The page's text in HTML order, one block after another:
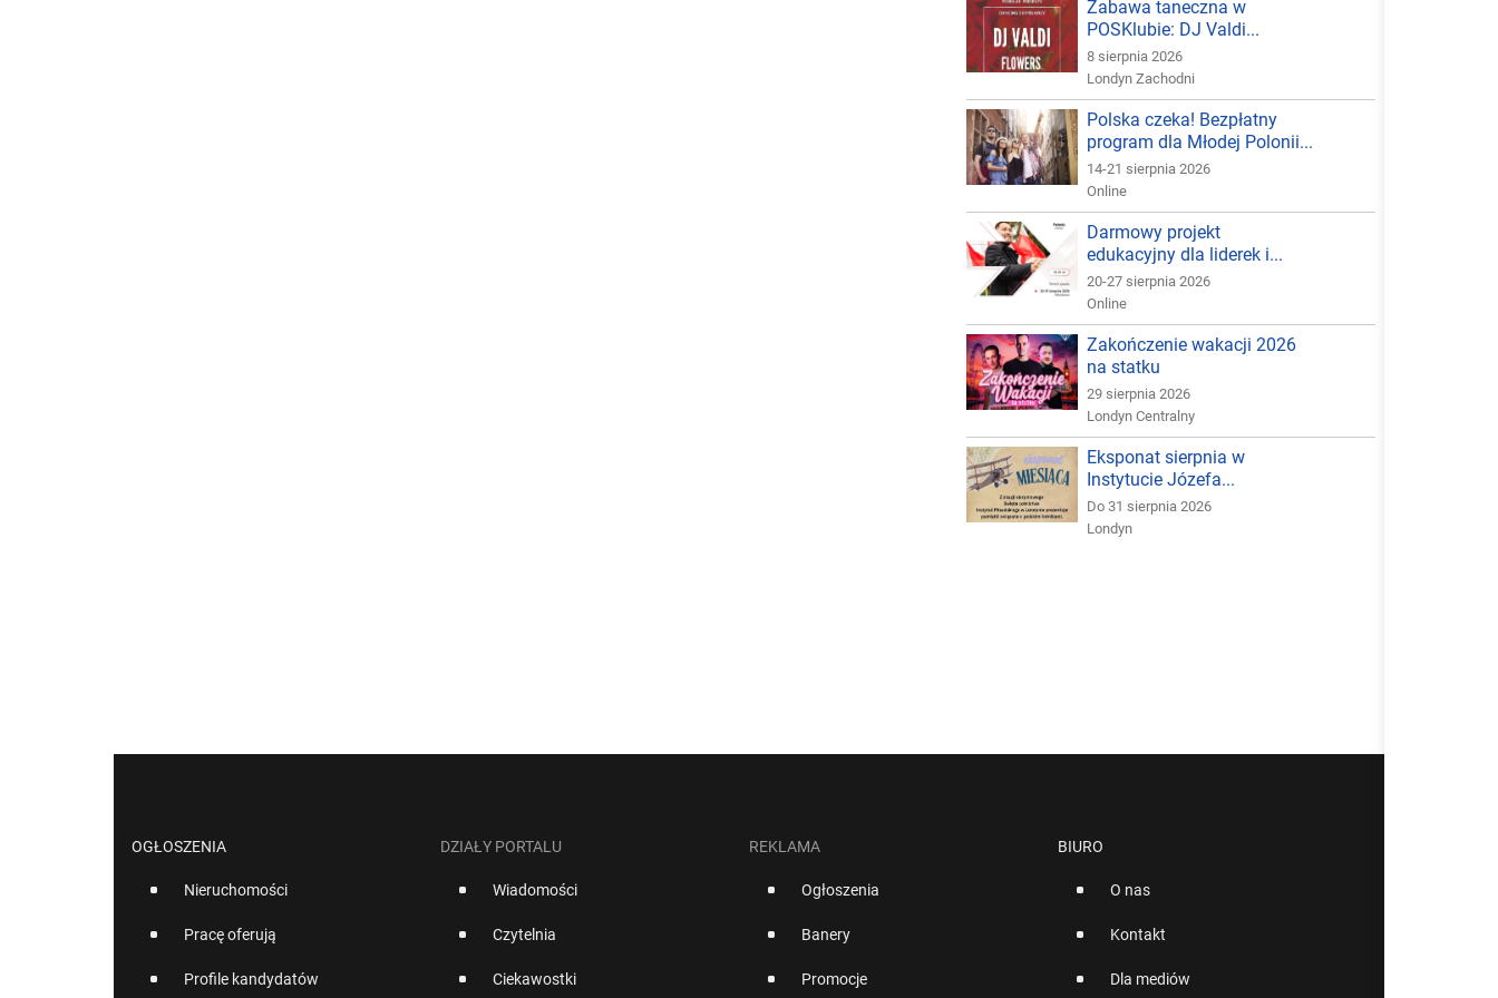
Zabawa taneczna w
POSKlubie: DJ Valdi...
8 sierpnia 2026
Londyn Zachodni
Polska czeka! Bezpłatny
program dla Młodej Polonii...
14-21 sierpnia 2026
Online
Darmowy projekt
edukacyjny dla liderek i...
20-27 sierpnia 2026
Online
Zakończenie wakacji 2026
na statku
29 sierpnia 2026
Londyn Centralny
Eksponat sierpnia w
Instytucie Józefa...
Do 31 sierpnia 2026
Londyn
OGŁOSZENIA
Nieruchomości
Pracę oferują
Profile kandydatów
DZIAŁY PORTALU
Wiadomości
Czytelnia
Ciekawostki
REKLAMA
Ogłoszenia
Banery
Promocje
BIURO
O nas
Kontakt
Dla mediów